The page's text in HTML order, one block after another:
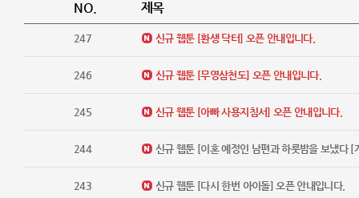
NO. 제목
247 신규 웹툰 [환생 닥터] 오픈 안내입니다.
246 신규 웹툰 [무영삼천도] 오픈 안내입니다.
245 신규 웹툰 [아빠 사용지침서] 오픈 안내입니다.
244 신규 웹툰 [이혼 예정인 남편과 하룻밤을 보냈다 [
243 신규 웹툰 [다시 한번 아이돌] 오픈 안내입니다.